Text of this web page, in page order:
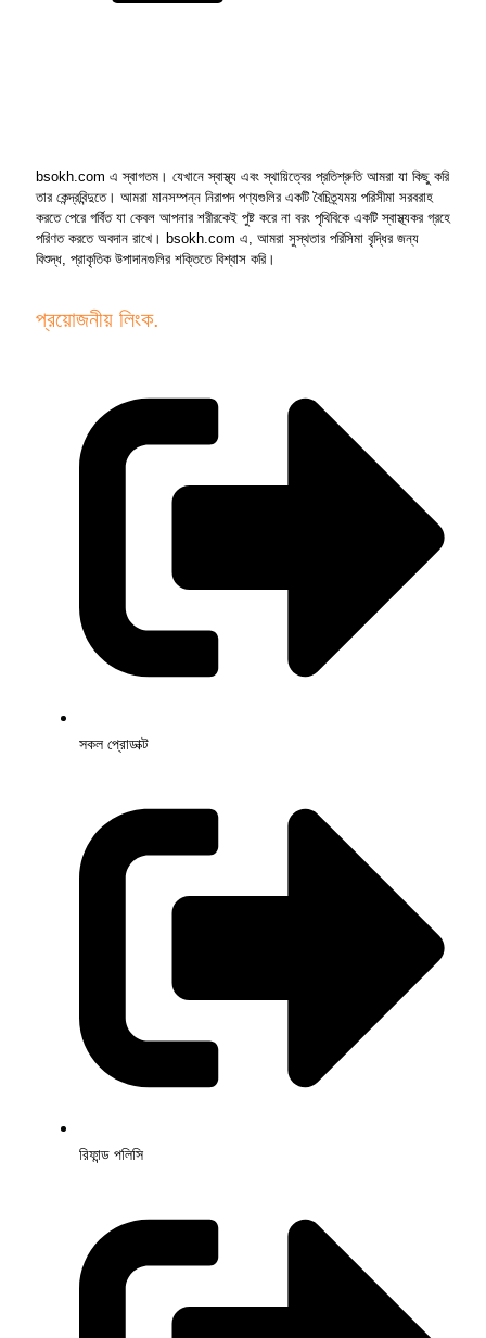
bsokh.com এ স্বাগতম। যেখানে স্বাস্থ্য এবং স্থায়িত্বের প্রতিশ্রুতি আমরা যা কিছু করি
তার কেন্দ্রবিন্দুতে। আমরা মানসম্পন্ন নিরাপদ পণ্যগুলির একটি বৈচিত্র্যময় পরিসীমা সরবরাহ
করতে পেরে গর্বিত যা কেবল আপনার শরীরকেই পুষ্ট করে না বরং পৃথিবিকে একটি স্বাস্থ্যকর গ্রহে
পরিণত করতে অবদান রাখে। bsokh.com এ, আমরা সুস্থতার পরিসিমা বৃদ্ধির জন্য
বিশুদ্ধ, প্রাকৃতিক উপাদানগুলির শক্তিতে বিশ্বাস করি।
প্রয়োজনীয় লিংক.
সকল প্রোডাক্ট
রিফান্ড পলিসি